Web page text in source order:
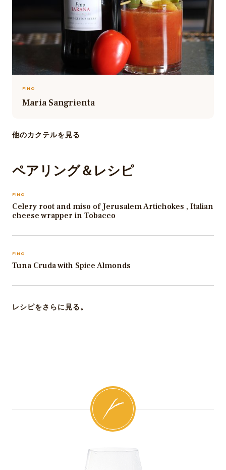
FINO
Maria Sangrienta
他のカクテルを見る
ペアリング＆レシピ
FINO
Celery root and miso of Jerusalem Artichokes , Italian
cheese wrapper in Tobacco
FINO
Tuna Cruda with Spice Almonds
レシピをさらに見る。